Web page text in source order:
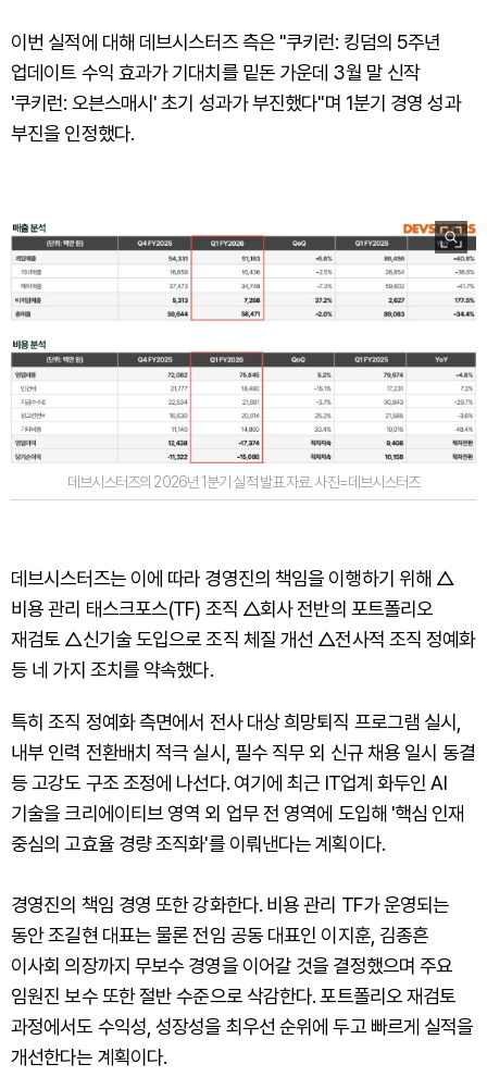
이번 실적에 대해 데브시스터즈 측은 "쿠키런: 킹덤의 5주년
업데이트 수익 효과가 기대치를 밑돈 가운데 3월 말 신작
'쿠키런: 오븐스매시' 초기 성과가 부진했다"며 1분기 경영 성과
부진을 인정했다.
데브시스터즈의 2026년 1분기 실적 발표 자료. 사진=데브시스터즈
데브시스터즈는 이에 따라 경영진의 책임을 이행하기 위해 △
비용 관리 태스크포스(TF) 조직 △회사 전반의 포트폴리오
재검토 △신기술 도입으로 조직 체질 개선 △전사적 조직 정예화
등 네 가지 조치를 약속했다.
특히 조직 정예화 측면에서 전사 대상 희망퇴직 프로그램 실시,
내부 인력 전환배치 적극 실시, 필수 직무 외 신규 채용 일시 동결
등 고강도 구조 조정에 나선다. 여기에 최근 IT업계 화두인 AI
기술을 크리에이티브 영역 외 업무 전 영역에 도입해 '핵심 인재
중심의 고효율 경량 조직화'를 이뤄낸다는 계획이다.
경영진의 책임 경영 또한 강화한다. 비용 관리 TF가 운영되는
동안 조길현 대표는 물론 전임 공동 대표인 이지훈, 김종흔
이사회 의장까지 무보수 경영을 이어갈 것을 결정했으며 주요
임원진 보수 또한 절반 수준으로 삭감한다. 포트폴리오 재검토
과정에서도 수익성, 성장성을 최우선 순위에 두고 빠르게 실적을
개선한다는 계획이다.